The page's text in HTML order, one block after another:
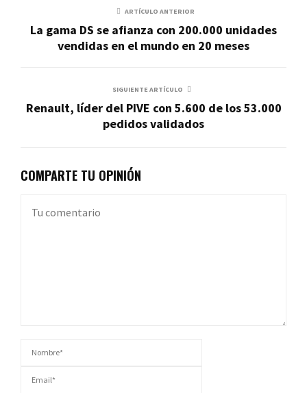
ARTÍCULO ANTERIOR
La gama DS se afianza con 200.000 unidades
vendidas en el mundo en 20 meses
SIGUIENTE ARTÍCULO
Renault, líder del PIVE con 5.600 de los 53.000
pedidos validados
COMPARTE TU OPINIÓN